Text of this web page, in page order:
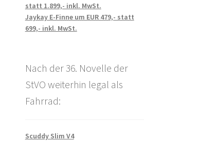
statt 1.899,- inkl. MwSt.
Jaykay E-Finne um EUR 479,- statt
699,- inkl. MwSt.
Nach der 36. Novelle der
StVO weiterhin legal als
Fahrrad:
Scuddy Slim V4